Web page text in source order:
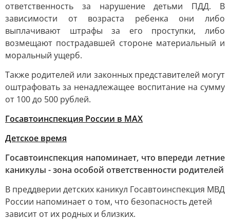
ответственность за нарушение детьми ПДД. В
зависимости от возраста ребенка они либо
выплачивают штрафы за его проступки, либо
возмещают пострадавшей стороне материальный и
моральный ущерб.
Также родителей или законных представителей могут
оштрафовать за ненадлежащее воспитание на сумму
от 100 до 500 рублей.
Госавтоинспекция России в МАХ
Детское время
Госавтоинспекция напоминает, что впереди летние
каникулы - зона особой ответственности родителей
В преддверии детских каникул Госавтоинспекция МВД
России напоминает о том, что безопасность детей
зависит от их родных и близких.